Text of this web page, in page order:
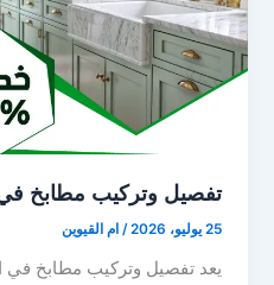
تفصيل وتركيب مطابخ في
25 يوليو، 2026 / ام القيوين
يعد تفصيل وتركيب مطابخ في